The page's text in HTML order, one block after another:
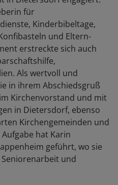
für
Kinderbibeltage,
und Eltern-
erstreckte sich auch
Als wertvoll und
in ihrem Abschiedsgruß
Kirchenvorstand und mit
in Dietersdorf, ebenso
Kirchengemeinden und
hat Karin
geführt, wo sie
und